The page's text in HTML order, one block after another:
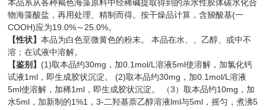
本品系从各种褐色海藻原料中经稀碱提取得到的亲水性胶体碳水化合
物海藻酸盐，再用处理、精制而得。按干燥品计算，含羧酸基(一
COOH)应为19.0%～25.0%。
【性状】本品为白色至微黄色的粉末。 本品在水、、乙醇、或中不
溶；在试液中溶解。
【鉴别】 (1)取本品约30mg，加0.1mol/L溶液5ml使溶解，加氯化钙
试液1ml，即生成胶状沉淀。 (2)取本品约30mg，加0.1mol/L溶液
5ml使溶解，加稀1ml，即生成胶状沉淀。 （3）取本品约10mg，加
水5ml，加新制的1%1，3-二羟基萘乙醇溶液lml与5ml，摇匀，煮沸5